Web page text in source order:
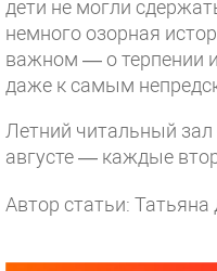
дети не могли
немного озорная
важном — о терпении
даже к самым
Летний читальный зал
августе — каждые
Автор статьи: